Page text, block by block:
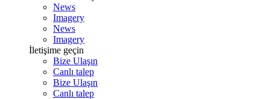
News
Imagery
News
Imagery
İletişime geçin
Bize Ulaşın
Canlı talep
Bize Ulaşın
Canlı talep